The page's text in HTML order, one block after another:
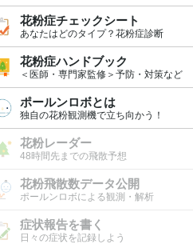
花粉症チェックシート
あなたはどのタイプ？花粉症診断
花粉症ハンドブック
＜医師・専門家監修＞予防・対策など
ポールンロボとは
独自の花粉観測機で立ち向かう！
花粉レーダー
48時間先までの飛散予想
花粉飛散数データ公開
ポールンロボによる観測・解析
症状報告を書く
日々の症状を記録しよう